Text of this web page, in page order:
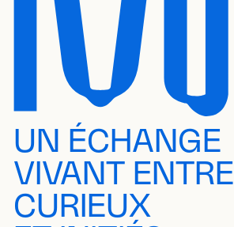
UN ÉCHANGE
VIVANT ENTRE
CURIEUX